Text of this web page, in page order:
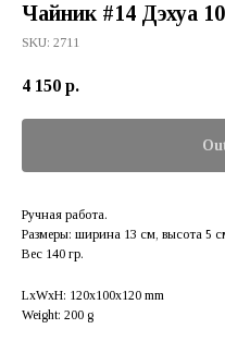
Чайник #14 Дэхуа
SKU: 2711
4 150 р.
Ручная работа.
Размеры: ширина 13 см, высота 5
Вес 140 гр.
LxWxH: 120x100x120 mm
Weight: 200 g